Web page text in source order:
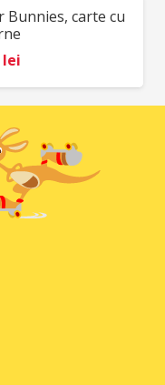
lei.
Bunnies, carte cu
lei
curent
este:
39,00 lei.